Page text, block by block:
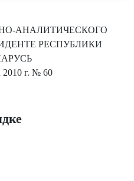
АНАЛИТИЧЕСКОГО
РЕСПУБЛИКИ
2010 г. № 60